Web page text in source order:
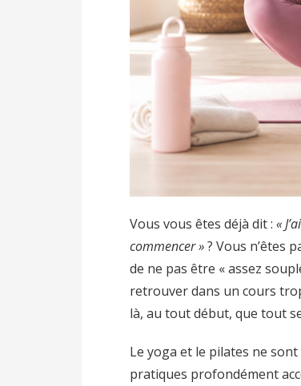
Vous vous êtes déjà dit : «
commencer »? Vous n’êtes
de ne pas être « assez
retrouver dans un cours
là, au tout début, que tout
Le yoga et le pilates ne
pratiques profondément